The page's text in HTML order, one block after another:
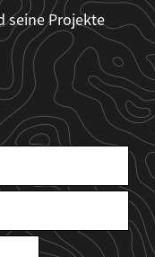
seine Projekte